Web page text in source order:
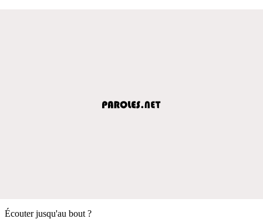
Écouter jusqu'au bout ?